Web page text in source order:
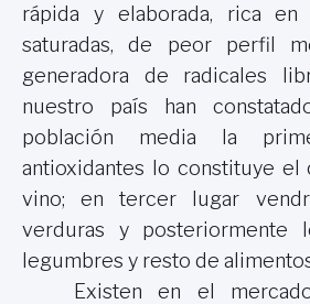
rápida y elaborada, rica en
saturadas, de peor perfil
generadora de radicales
nuestro país han
población media la
antioxidantes lo constituye el
vino; en tercer lugar
verduras y posteriormente
legumbres y resto de
Existen en el